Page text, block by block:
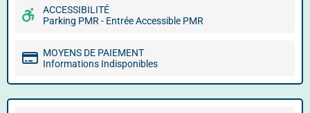
ACCESSIBILITÉ
Parking PMR - Entrée Accessible PMR
MOYENS DE PAIEMENT
Informations Indisponibles